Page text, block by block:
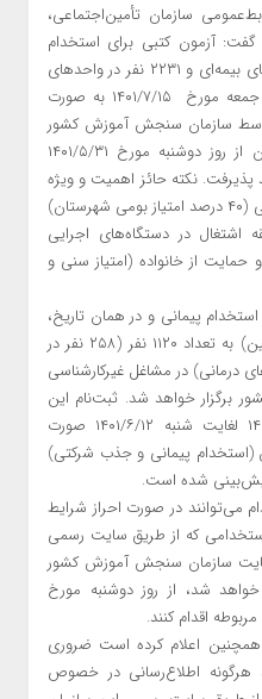
سازمان تأمین‌اجتماعی،
گفت: آزمون کتبی برای استخدام
پیمانی ۳۳۷۶ نفر (۱۱۴۵ نفر در واحدهای بیمه‌ای و ۲۲۳۱ نفر در واحدهای
درمانی) در مشاغل کارشناسی در روز جمعه مورخ ۱۴۰۱/۷/۱۵ به صورت
سازمان سنجش آموزش کشور
برگزار خواهد شد. ثبت‌نام این آزمون از روز دوشنبه مورخ ۱۴۰۱/۵/۳۱
۶/۶ صورت خواهد پذیرفت. نکته حائز اهمیت و ویژه
در این آزمون، لحاظ نمودن امتیاز بومی (۴۰ درصد امتیاز بومی شهرستان)
در دستگاه‌های اجرایی
از خانواده (امتیاز سنی و
پیمانی و در همان تاریخ،
آزمون جذب نیروی شرکتی (کار و تامین) به تعداد ۱۱۲۰ نفر (۲۵۸ نفر در
نفر در واحدهای درمانی) در مشاغل غیرکارشناسی
برگزار خواهد شد. ثبت‌نام این
آزمون از روز یکشنبه مورخ ۱۴۰۱/۶/۶ لغایت شنبه ۱۴۰۱/۶/۱۲ صورت
(استخدام پیمانی و جذب شرکتی)
می‌توانند در صورت احراز شرایط
که از طریق سایت رسمی
سازمان سنجش آموزش کشور
شد، از روز دوشنبه مورخ
همچنین اعلام کرده است ضروری
هرگونه اطلاع‌رسانی در خصوص